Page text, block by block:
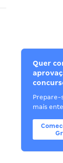
Quer
Prepare-
mais